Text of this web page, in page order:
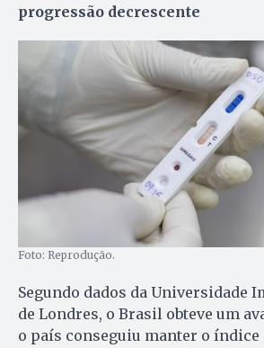
progressão decrescente
Foto: Reprodução.
Segundo dados da Universidade
de Londres, o Brasil obteve um
o país conseguiu manter o